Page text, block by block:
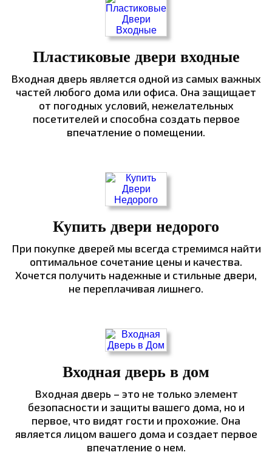
Пластиковые двери входные
Входная дверь является одной из самых важных
частей любого дома или офиса. Она защищает
от погодных условий, нежелательных
посетителей и способна создать первое
впечатление о помещении.
Купить двери недорого
При покупке дверей мы всегда стремимся найти
оптимальное сочетание цены и качества.
Хочется получить надежные и стильные двери,
не переплачивая лишнего.
Входная дверь в дом
Входная дверь – это не только элемент
безопасности и защиты вашего дома, но и
первое, что видят гости и прохожие. Она
является лицом вашего дома и создает первое
впечатление о нем.